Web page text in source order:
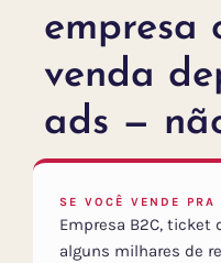
empresa
venda
ads —
SE VOCÊ VENDE
Empresa B2C, ticket
alguns milhares de